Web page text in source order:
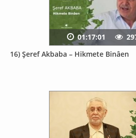
16) Şeref Akbaba – Hikmete Binâen
01:17:01